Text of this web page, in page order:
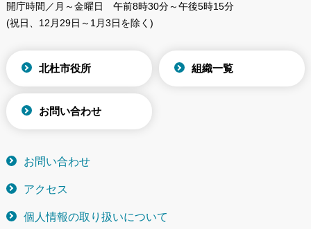
開庁時間／月～金曜日
午前8時30分～午後5時15分
(祝日、12月29日～1月3日を除く)
北杜市役所 組織一覧
お問い合わせ
お問い合わせ
アクセス
個人情報の取り扱いについて